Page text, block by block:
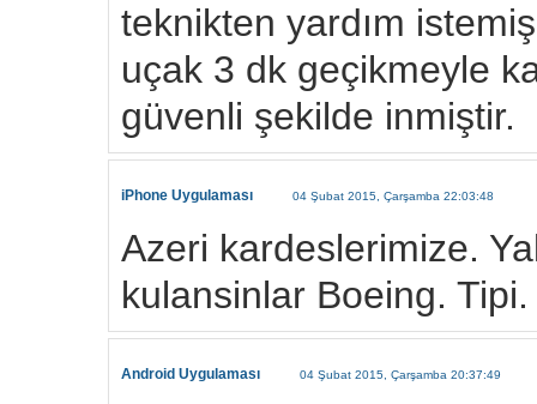
teknikten yardım
uçak 3 dk geçikmeyle
güvenli şekilde inmiştir.
iPhone Uygulaması 04 Şubat 2015, Çarşamba 22:03:48
Azeri kardeslerimize.
kulansinlar Boeing.
Android Uygulaması 04 Şubat 2015, Çarşamba 20:37:49